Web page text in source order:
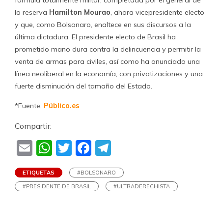
la reserva Hamilton Mourao, ahora vicepresidente electo
y que, como Bolsonaro, enaltece en sus discursos a la
última dictadura. El presidente electo de Brasil ha
prometido mano dura contra la delincuencia y permitir la
venta de armas para civiles, así como ha anunciado una
línea neoliberal en la economía, con privatizaciones y una
fuerte disminución del tamaño del Estado.
*Fuente: Público.es
Compartir:
EmailWhatsApp
TwitterFacebook
ETIQUETAS
#BOLSONARO
#PRESIDENTE DE BRASIL
#ULTRADERECHISTA